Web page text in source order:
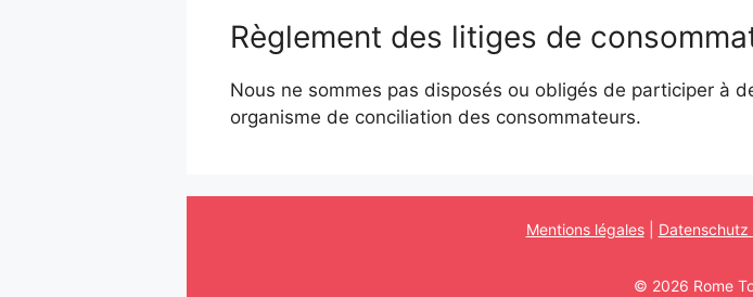
Règlement des litiges de
Nous ne sommes pas disposés ou obligés de participer à
organisme de conciliation des consommateurs.
Mentions légales| Datenschutz
© 2026 Rome